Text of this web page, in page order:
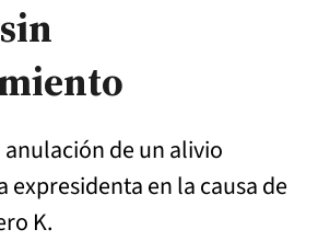
de un alivio
expresidenta en la causa de
K.